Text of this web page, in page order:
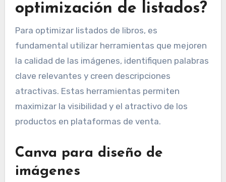
optimización de listados?
Para optimizar listados de libros, es
fundamental utilizar herramientas que mejoren
la calidad de las imágenes, identifiquen palabras
clave relevantes y creen descripciones
atractivas. Estas herramientas permiten
maximizar la visibilidad y el atractivo de los
productos en plataformas de venta.
Canva para diseño de
imágenes